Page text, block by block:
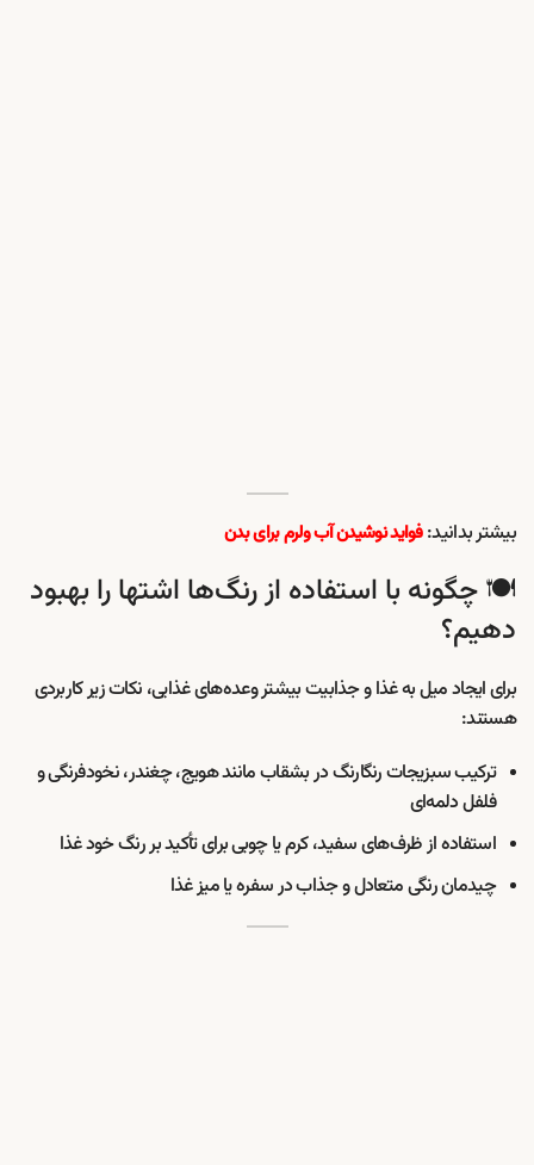
بیشتر بدانید:فواید نوشیدن آب ولرم برای بدن
🍽️ چگونه با استفاده از رنگ‌ها اشتها را بهبود
دهیم؟
برای ایجاد میل به غذا و جذابیت بیشتر وعده‌های غذایی، نکات زیر کاربردی
هستند:
ترکیب سبزیجات رنگارنگ در بشقاب مانند هویج، چغندر، نخودفرنگی و
فلفل دلمه‌ای
استفاده از ظرف‌های سفید، کرم یا چوبی برای تأکید بر رنگ خود غذا
چیدمان رنگی متعادل و جذاب در سفره یا میز غذا